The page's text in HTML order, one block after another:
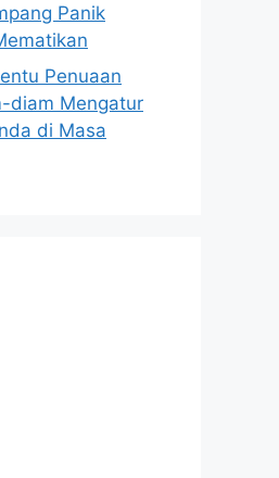
Panik
Penuaan
diam Mengatur
di Masa